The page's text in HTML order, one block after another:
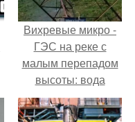
Вихревые микро -
ГЭС на реке с
малым перепадом
высоты: вода
закручивается в
бетонной камере и